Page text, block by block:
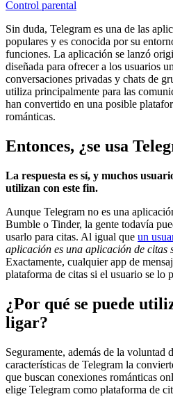
Control parental
Sin duda, Telegram es una de las
populares y es conocida por su
funciones. La aplicación se lanzó
diseñada para ofrecer a los usuarios
conversaciones privadas y chats de
utiliza principalmente para las
han convertido en una posible
románticas.
Entonces, ¿se usa
La respuesta es sí, y muchos
utilizan con este fin.
Aunque Telegram no es una
Bumble o Tinder, la gente todavía
usarlo para citas. Al igual que un
aplicación es una aplicación de citas
Exactamente, cualquier app de
plataforma de citas si el usuario se lo
¿Por qué se puede
ligar?
Seguramente, además de la voluntad
características de Telegram la
que buscan conexiones románticas
elige Telegram como plataforma de